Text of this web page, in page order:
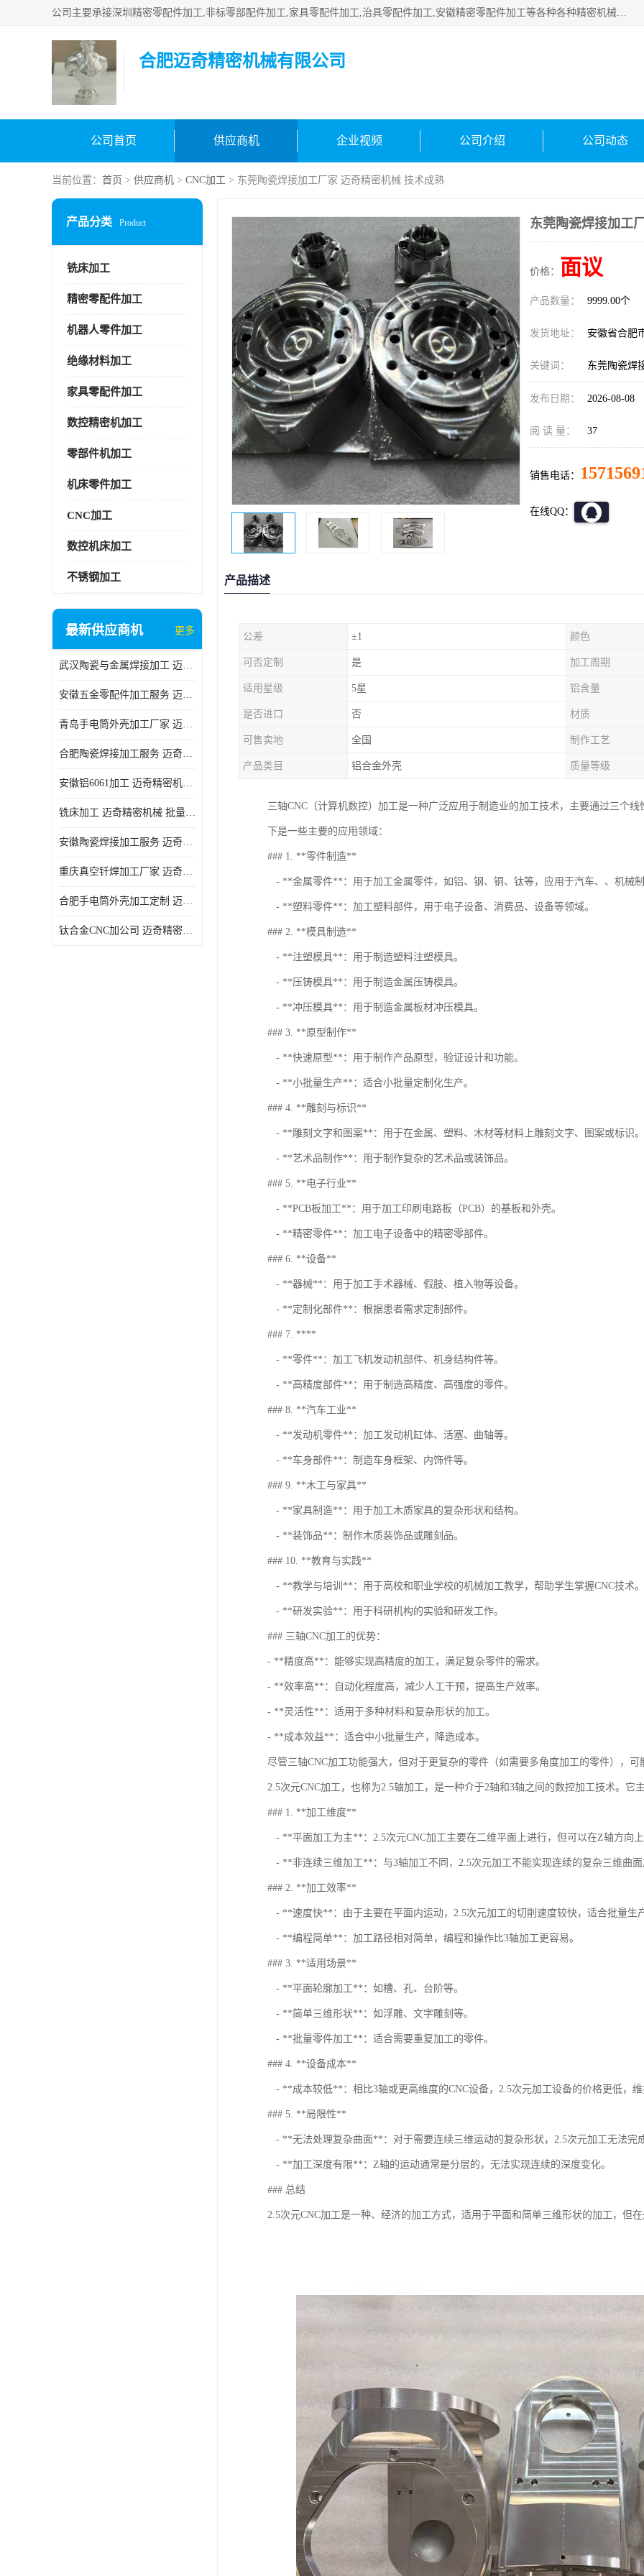
公司主要承接深圳精密零配件加工,非标零部配件加工,家具零配件加工,治具零配件加工,安徽精密零配件加工等各种各种精密机械加工，欢迎来来电咨询！
合肥迈奇精密机械有限公司
公司首页 供应商机 企业视频 公司介绍 公司动态
当前位置： 首页 > 供应商机 > CNC加工 > 东莞陶瓷焊接加工厂家 迈奇精密机械 技术成熟
产品分类 Product
铣床加工
精密零配件加工
机器人零件加工
绝缘材料加工
家具零配件加工
数控精密机加工
零部件机加工
机床零件加工
CNC加工
数控机床加工
不锈钢加工
最新供应商机 更多
武汉陶瓷与金属焊接加工 迈奇精密机械 技术成熟
安徽五金零配件加工服务 迈奇精密机械 一站式服务
青岛手电筒外壳加工厂家 迈奇精密机械 技术成熟
合肥陶瓷焊接加工服务 迈奇精密机械 批量订单可免费打样
安徽铝6061加工 迈奇精密机械 经验丰富
铣床加工 迈奇精密机械 批量订单可免费打样
安徽陶瓷焊接加工服务 迈奇精密机械 一站式服务
重庆真空钎焊加工厂家 迈奇精密机械 技术成熟
合肥手电筒外壳加工定制 迈奇精密机械 批量订单可免费打样
钛合金CNC加公司 迈奇精密机械 批量订单可免费打样
东莞陶瓷焊接加工
价格： 面议
产品数量： 9999.00个
发货地址： 安徽省合肥
关键词： 东莞陶瓷焊
发布日期： 2026-08-08
阅 读 量： 37
销售电话：
在线QQ：
产品描述
公差 ±1 颜色
可否定制 是 加工周期
适用星级 5星 铝含量
是否进口 否 材质
可售卖地 全国 制作工艺
产品类目 铝合金外壳 质量等级
三轴CNC（计算机数控）加工是一种广泛应用于制造业的加工技术，主要通过三个
下是一些主要的应用领域：
### 1. **零件制造**
- **金属零件**：用于加工金属零件，如铝、钢、铜、钛等，应用于汽车、、机械
- **塑料零件**：加工塑料部件，用于电子设备、消费品、设备等领域。
### 2. **模具制造**
- **注塑模具**：用于制造塑料注塑模具。
- **压铸模具**：用于制造金属压铸模具。
- **冲压模具**：用于制造金属板材冲压模具。
### 3. **原型制作**
- **快速原型**：用于制作产品原型，验证设计和功能。
- **小批量生产**：适合小批量定制化生产。
### 4. **雕刻与标识**
- **雕刻文字和图案**：用于在金属、塑料、木材等材料上雕刻文字、图案或标识。
- **艺术品制作**：用于制作复杂的艺术品或装饰品。
### 5. **电子行业**
- **PCB板加工**：用于加工印刷电路板（PCB）的基板和外壳。
- **精密零件**：加工电子设备中的精密零部件。
### 6. **设备**
- **器械**：用于加工手术器械、假肢、植入物等设备。
- **定制化部件**：根据患者需求定制部件。
### 7. ****
- **零件**：加工飞机发动机部件、机身结构件等。
- **高精度部件**：用于制造高精度、高强度的零件。
### 8. **汽车工业**
- **发动机零件**：加工发动机缸体、活塞、曲轴等。
- **车身部件**：制造车身框架、内饰件等。
### 9. **木工与家具**
- **家具制造**：用于加工木质家具的复杂形状和结构。
- **装饰品**：制作木质装饰品或雕刻品。
### 10. **教育与实践**
- **教学与培训**：用于高校和职业学校的机械加工教学，帮助学生掌握CNC技术。
- **研发实验**：用于科研机构的实验和研发工作。
### 三轴CNC加工的优势：
- **精度高**：能够实现高精度的加工，满足复杂零件的需求。
- **效率高**：自动化程度高，减少人工干预，提高生产效率。
- **灵活性**：适用于多种材料和复杂形状的加工。
- **成本效益**：适合中小批量生产，降造成本。
尽管三轴CNC加工功能强大，但对于更复杂的零件（如需要多角度加工的零件），
2.5次元CNC加工，也称为2.5轴加工，是一种介于2轴和3轴之间的数控加工技术。它
### 1. **加工维度**
- **平面加工为主**：2.5次元CNC加工主要在二维平面上进行，但可以在Z轴方向
- **非连续三维加工**：与3轴加工不同，2.5次元加工不能实现连续的复杂三维曲
### 2. **加工效率**
- **速度快**：由于主要在平面内运动，2.5次元加工的切削速度较快，适合批量生
- **编程简单**：加工路径相对简单，编程和操作比3轴加工更容易。
### 3. **适用场景**
- **平面轮廓加工**：如槽、孔、台阶等。
- **简单三维形状**：如浮雕、文字雕刻等。
- **批量零件加工**：适合需要重复加工的零件。
### 4. **设备成本**
- **成本较低**：相比3轴或更高维度的CNC设备，2.5次元加工设备的价格更低，
### 5. **局限性**
- **无法处理复杂曲面**：对于需要连续三维运动的复杂形状，2.5次元加工无法完
- **加工深度有限**：Z轴的运动通常是分层的，无法实现连续的深度变化。
### 总结
2.5次元CNC加工是一种、经济的加工方式，适用于平面和简单三维形状的加工，但